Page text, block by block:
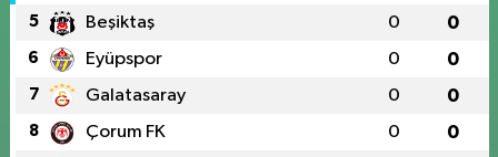
5 Beşiktaş 0 0
6 Eyüpspor 0 0
7 Galatasaray 0 0
8 Çorum FK 0 0